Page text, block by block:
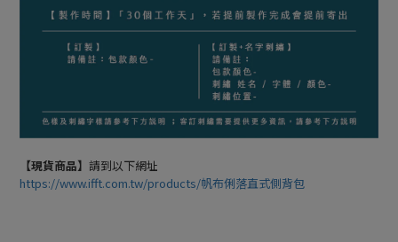
【現貨商品】 請到以下網址
https://www.ifft.com.tw/products/帆布俐落直式側背包